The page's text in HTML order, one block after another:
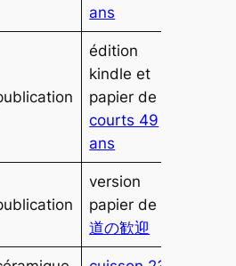
ans
édition
kindle et
papier de
courts 49
ans
version
papier de
道の歓迎